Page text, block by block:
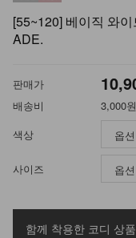
[55~120] 베이직 와
ADE.
판매가
배송비 3,000원
색상
사이즈
함께 착용한 코디 상품